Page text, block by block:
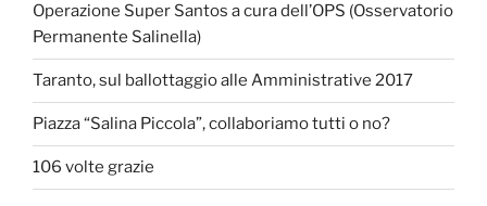
Operazione Super Santos a cura dell’OPS (Osservatorio
Permanente Salinella)
Taranto, sul ballottaggio alle Amministrative 2017
Piazza “Salina Piccola”, collaboriamo tutti o no?
106 volte grazie